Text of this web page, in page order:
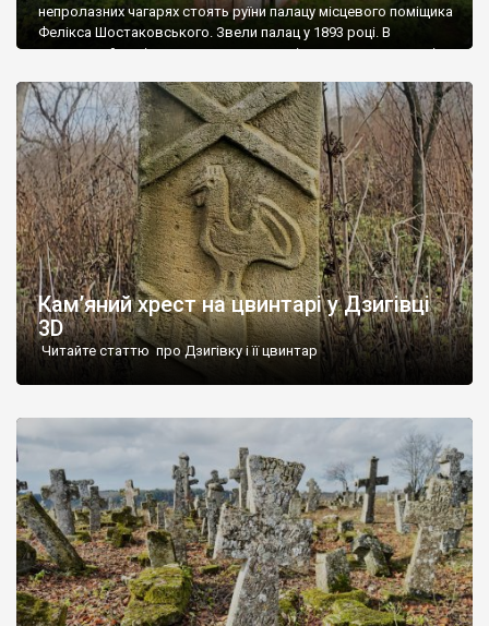
непролазних чагарях стоять руїни палацу місцевого поміщика
Фелікса Шостаковського. Звели палац у 1893 році. В
радянський період у ньому спочатку містилася школа, потім
століття тут розмістили туберкульозну лікарню. Коли із
палацу виїхала лікарня – ми точно не […]
Кам’яний хрест на цвинтарі у Дзигівці
3D
Читайте статтю про Дзигівку і її цвинтар